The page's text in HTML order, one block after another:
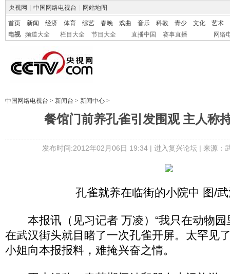
央视网 中国网络电视台 网站地图
首页 新闻 经济 体育 综艺 春晚 戏曲 音乐 科教 青少 文化
艺术
电视
频道大全 栏目大全 节目大全 直播中国 赛事直播 网络
中国网络电视台 > 新闻台 > 新闻中心 >
餐馆门前养孔雀引发围观 主人称
发布时间:2012年02月06日 19:34 | 进入复兴论坛| 来源：
孔雀就养在临街的小院中 图/
本报讯（见习记者 万凌）“我只在动物园
在武汉街头就目睹了一次孔雀开屏。太罕见
小姐向本报报料，难掩兴奋之情。